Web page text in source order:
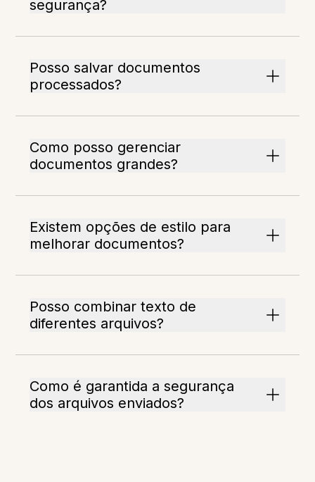
segurança?
Posso salvar documentos
processados?
Como posso gerenciar
documentos grandes?
Existem opções de estilo para
melhorar documentos?
Posso combinar texto de
diferentes arquivos?
Como é garantida a segurança
dos arquivos enviados?